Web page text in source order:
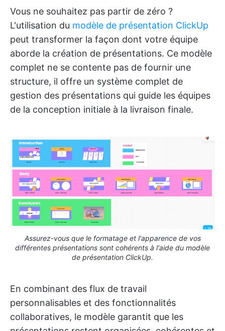
Vous ne souhaitez pas partir de zéro ?
L'utilisation du modèle de présentation ClickUp
peut transformer la façon dont votre équipe
aborde la création de présentations. Ce modèle
complet ne se contente pas de fournir une
structure, il offre un système complet de
gestion des présentations qui guide les équipes
de la conception initiale à la livraison finale.
Assurez-vous que le formatage et l'apparence de vos
différentes présentations sont cohérents à l'aide du modèle
de présentation ClickUp.
En combinant des flux de travail
personnalisables et des fonctionnalités
collaboratives, le modèle garantit que les